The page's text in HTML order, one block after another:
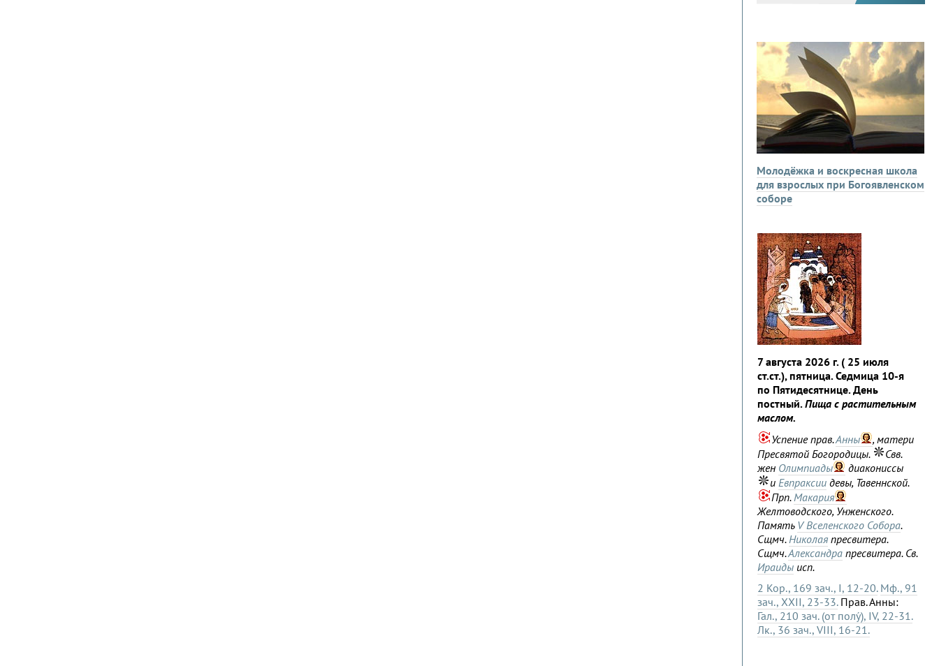
Молодёжка и воскресная школа
для взрослых при Богоявленском
соборе
7 августа 2026 г. ( 25 июля
ст.ст.), пятница. Седмица 10-я
по Пятидесятнице. День
постный.Пища с растительным
маслом.
Успение прав.Анны
, матери
Пресвятой Богородицы.
Свв.
жен Олимпиады
диакониссы
и Евпраксии девы, Тавеннской.
Прп.Макария
Желтоводского, Унженского.
Память V Вселенского Собора.
Сщмч.Николая пресвитера.
Сщмч.Александра пресвитера. Св.
Ираиды исп.
2 Кор., 169 зач., I, 12-20. Мф., 91
зач., XXII, 23-33.Прав. Анны:
Гал., 210 зач. (от полу́), IV, 22-31.
Лк., 36 зач., VIII, 16-21.